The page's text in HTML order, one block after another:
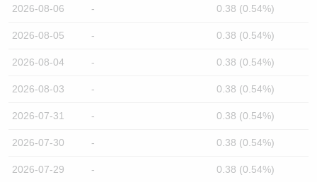
2026-08-06 - 0.38 (0.54%)
2026-08-05 - 0.38 (0.54%)
2026-08-04 - 0.38 (0.54%)
2026-08-03 - 0.38 (0.54%)
2026-07-31 - 0.38 (0.54%)
2026-07-30 - 0.38 (0.54%)
2026-07-29 - 0.38 (0.54%)